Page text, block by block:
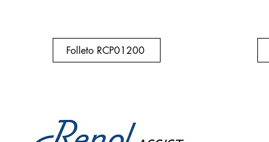
Folleto RCP01200